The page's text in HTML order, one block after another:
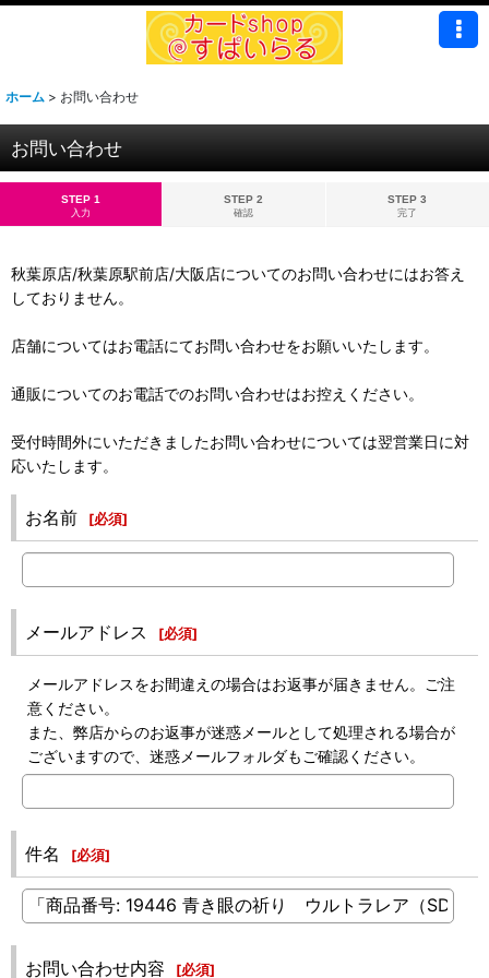
ホーム > お問い合わせ
お問い合わせ
STEP 1
入力
STEP 2
確認
STEP 3
完了
秋葉原店/秋葉原駅前店/大阪店についてのお問い合わせにはお答え
しておりません。
店舗についてはお電話にてお問い合わせをお願いいたします。
通販についてのお電話でのお問い合わせはお控えください。
受付時間外にいただきましたお問い合わせについては翌営業日に対
応いたします。
お名前 [必須]
メールアドレス [必須]
メールアドレスをお間違えの場合はお返事が届きません。ご注
意ください。
また、弊店からのお返事が迷惑メールとして処理される場合が
ございますので、迷惑メールフォルダもご確認ください。
件名 [必須]
お問い合わせ内容 [必須]